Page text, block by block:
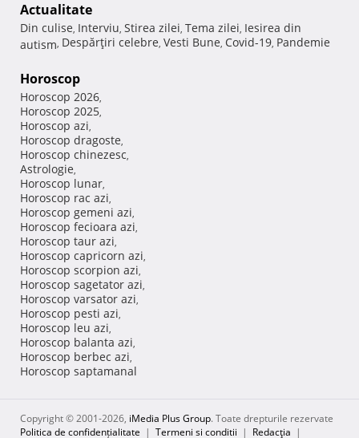
Actualitate
Din culise, Interviu, Stirea zilei, Tema zilei, Iesirea din
autism, Despărţiri celebre, Vesti Bune, Covid-19, Pandemie
Horoscop
Horoscop 2026,
Horoscop 2025,
Horoscop azi,
Horoscop dragoste,
Horoscop chinezesc,
Astrologie,
Horoscop lunar,
Horoscop rac azi,
Horoscop gemeni azi,
Horoscop fecioara azi,
Horoscop taur azi,
Horoscop capricorn azi,
Horoscop scorpion azi,
Horoscop sagetator azi,
Horoscop varsator azi,
Horoscop pesti azi,
Horoscop leu azi,
Horoscop balanta azi,
Horoscop berbec azi,
Horoscop saptamanal
Copyright © 2001-2026, iMedia Plus Group. Toate drepturile rezervate
Politica de confidențialitate | Termeni si conditii | Redacţia |